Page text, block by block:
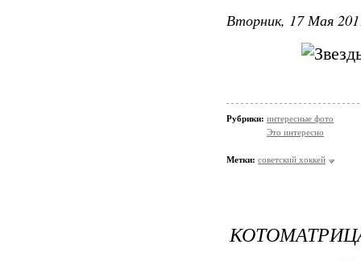
Вторник, 17 Мая
Рубрики: интересные фото
Это интересно
Метки: советский хоккей